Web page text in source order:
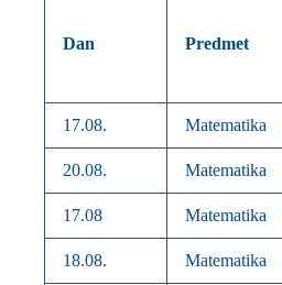
Dan Predmet
17.08. Matematika
20.08. Matematika
17.08 Matematika
18.08. Matematika